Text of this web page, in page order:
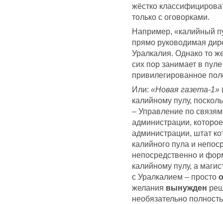
жёстко
только с оговорками.
Например, «калийный
прямо руководимая
Уралкалия. Однако то
сих пор занимает в
привилегированное
Или: «Новая газета-1»
калийному пулу,
– Управление по
администрации,
администрации, штат
калийного пула и
непосредственно и
калийному пулу, а
с Уралкалием – просто
желания вынужден
необязательно